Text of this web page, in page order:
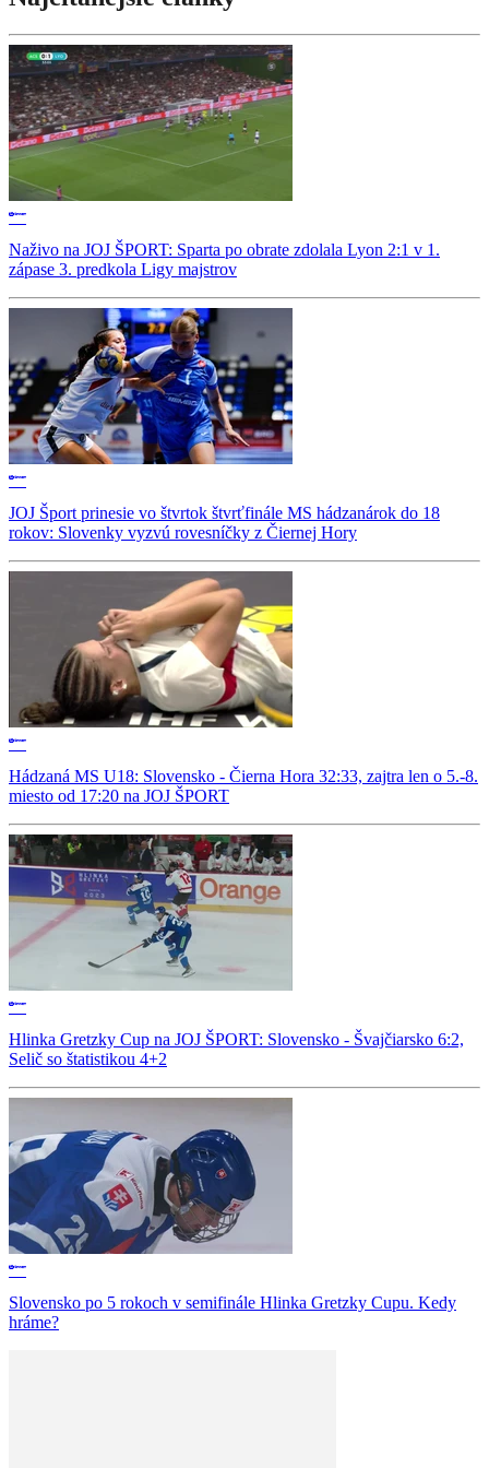
Naživo na JOJ ŠPORT: Sparta po obrate zdolala Lyon 2:1 v 1.
zápase 3. predkola Ligy majstrov
JOJ Šport prinesie vo štvrtok štvrťfinále MS hádzanárok do 18
rokov: Slovenky vyzvú rovesníčky z Čiernej Hory
Hádzaná MS U18: Slovensko - Čierna Hora 32:33, zajtra len o 5.-8.
miesto od 17:20 na JOJ ŠPORT
Hlinka Gretzky Cup na JOJ ŠPORT: Slovensko - Švajčiarsko 6:2,
Selič so štatistikou 4+2
Slovensko po 5 rokoch v semifinále Hlinka Gretzky Cupu. Kedy
hráme?